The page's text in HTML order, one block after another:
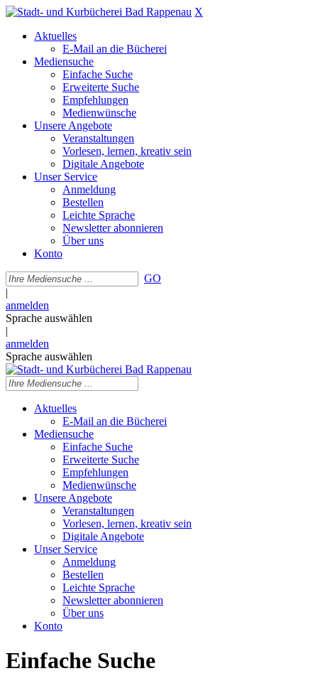
X
Aktuelles
E-Mail an die Bücherei
Mediensuche
Einfache Suche
Erweiterte Suche
Empfehlungen
Medienwünsche
Unsere Angebote
Veranstaltungen
Vorlesen, lernen, kreativ sein
Digitale Angebote
Unser Service
Anmeldung
Bestellen
Leichte Sprache
Newsletter abonnieren
Über uns
Konto
GO
|
anmelden
Sprache auswählen
|
anmelden
Sprache auswählen
Aktuelles
E-Mail an die Bücherei
Mediensuche
Einfache Suche
Erweiterte Suche
Empfehlungen
Medienwünsche
Unsere Angebote
Veranstaltungen
Vorlesen, lernen, kreativ sein
Digitale Angebote
Unser Service
Anmeldung
Bestellen
Leichte Sprache
Newsletter abonnieren
Über uns
Konto
Einfache Suche